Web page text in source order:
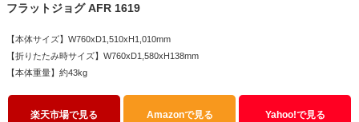
フラットジョグ AFR 1619
【本体サイズ】W760xD1,510xH1,010mm
【折りたたみ時サイズ】W760xD1,580xH138mm
【本体重量】約43kg
楽天市場で見る Amazonで見る Yahoo!で見る